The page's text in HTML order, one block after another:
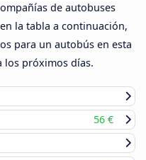
de autobuses
la tabla a continuación,
para un autobús en esta
los próximos días.
56 €